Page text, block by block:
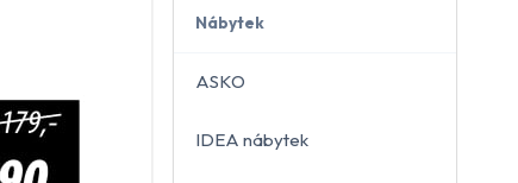
Nábytek
ASKO
IDEA nábytek